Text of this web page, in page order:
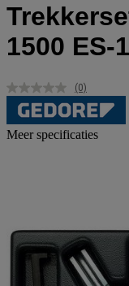
1500 ES-
Geen
Dezelfde
paginalink.
(0)
Meer specificaties